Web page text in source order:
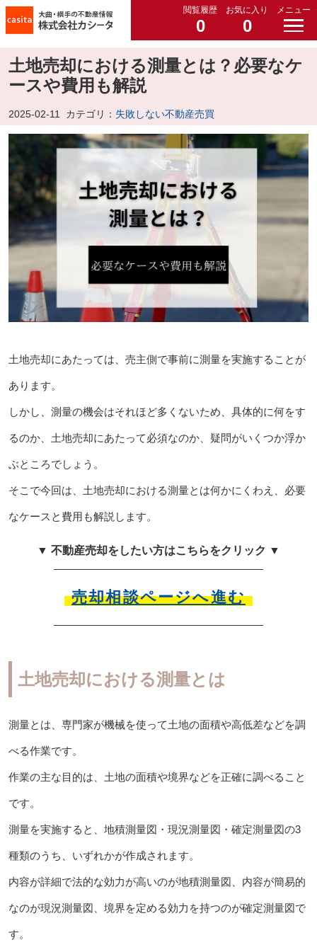
閲覧履歴
0
お気に入り
0
メニュー
土地売却における測量とは？必要なケ
ースや費用も解説
2025-02-11 カテゴリ： 失敗しない不動産売買
土地売却にあたっては、売主側で事前に測量を実施することが
あります。
しかし、測量の機会はそれほど多くないため、具体的に何をす
るのか、土地売却にあたって必須なのか、疑問がいくつか浮か
ぶところでしょう。
そこで今回は、土地売却における測量とは何かにくわえ、必要
なケースと費用も解説します。
▼ 不動産売却をしたい方はこちらをクリック ▼
売却相談ページへ進む
土地売却における測量とは
測量とは、専門家が機械を使って土地の面積や高低差などを調
べる作業です。
作業の主な目的は、土地の面積や境界などを正確に調べること
です。
測量を実施すると、地積測量図・現況測量図・確定測量図の3
種類のうち、いずれかが作成されます。
内容が詳細で法的な効力が高いのが地積測量図、内容が簡易的
なのが現況測量図、境界を定める効力を持つのが確定測量図で
す。